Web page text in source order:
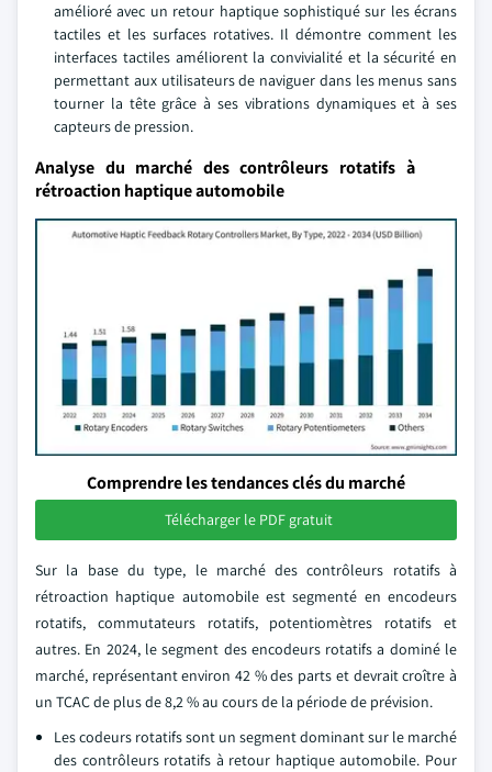
amélioré avec un retour haptique sophistiqué sur les écrans
tactiles et les surfaces rotatives. Il démontre comment les
interfaces tactiles améliorent la convivialité et la sécurité en
permettant aux utilisateurs de naviguer dans les menus sans
tourner la tête grâce à ses vibrations dynamiques et à ses
capteurs de pression.
Analyse du marché des contrôleurs rotatifs à
rétroaction haptique automobile
Comprendre les tendances clés du marché
Télécharger le PDF gratuit
Sur la base du type, le marché des contrôleurs rotatifs à
rétroaction haptique automobile est segmenté en encodeurs
rotatifs, commutateurs rotatifs, potentiomètres rotatifs et
autres. En 2024, le segment des encodeurs rotatifs a dominé le
marché, représentant environ 42 % des parts et devrait croître à
un TCAC de plus de 8,2 % au cours de la période de prévision.
Les codeurs rotatifs sont un segment dominant sur le marché
des contrôleurs rotatifs à retour haptique automobile. Pour